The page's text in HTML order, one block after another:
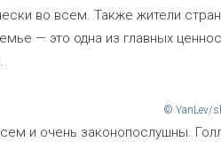
во всем. Также жители
— это одна из главных
© YanLev/
и очень законопослушны.